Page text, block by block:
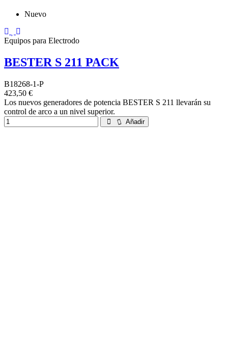
Nuevo
Equipos para Electrodo
BESTER S 211 PACK
B18268-1-P
423,50 €
Los nuevos generadores de potencia BESTER S 211 llevarán su
control de arco a un nivel superior.
Añadir